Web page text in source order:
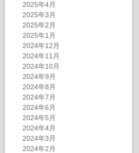
2025年4月
2025年3月
2025年2月
2025年1月
2024年12月
2024年11月
2024年10月
2024年9月
2024年8月
2024年7月
2024年6月
2024年5月
2024年4月
2024年3月
2024年2月